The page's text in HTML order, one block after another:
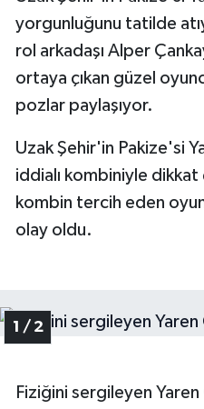
yorgunluğunu tatilde
rol arkadaşı Alper
ortaya çıkan güzel
pozlar paylaşıyor.
Uzak Şehir'in Pakize'si
iddialı kombiniyle
kombin tercih eden
olay oldu.
1 / 2
Fiziğini sergileyen